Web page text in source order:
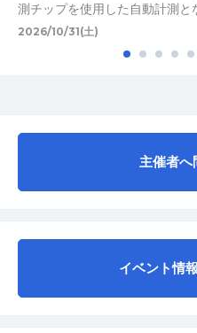
測チップを使用した自動計測と
2026/10/31(土)
主催者へ
イベント情